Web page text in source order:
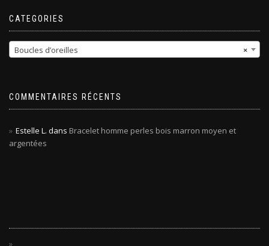
CATEGORIES
×
Boucles d’oreilles
COMMENTAIRES RÉCENTS
Estelle L. dans Bracelet homme perles bois marron moyen et
argentées